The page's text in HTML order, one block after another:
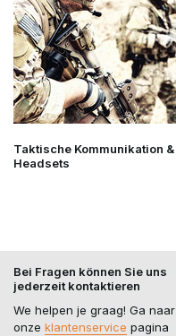
Taktische Kommunikation &
Headsets
Bei Fragen können Sie uns
jederzeit kontaktieren
We helpen je graag! Ga naar
onze klantenservice pagina